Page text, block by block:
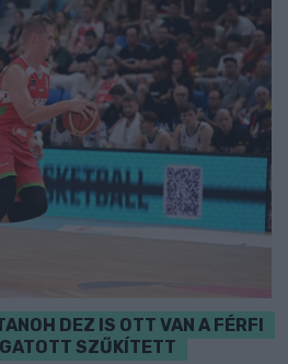
DEZ IS OTT VAN A FÉRFI
SZŰKÍTETT